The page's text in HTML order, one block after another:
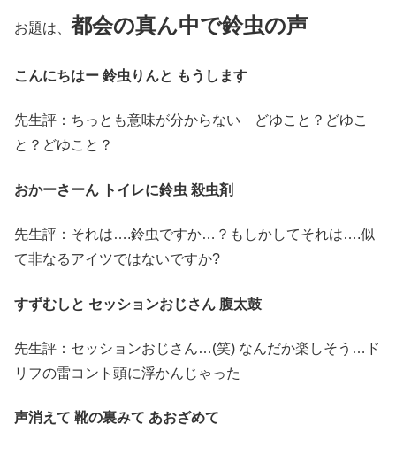
お題は、 都会の真ん中で鈴虫の声
こんにちはー 鈴虫りんと もうします
先生評：ちっとも意味が分からない どゆこと？どゆこ
と？どゆこと？
おかーさーん トイレに鈴虫 殺虫剤
先生評：それは….鈴虫ですか…？もしかしてそれは….似
て非なるアイツではないですか?
すずむしと セッションおじさん 腹太鼓
先生評：セッションおじさん…(笑) なんだか楽しそう…ド
リフの雷コント頭に浮かんじゃった
声消えて 靴の裏みて あおざめて